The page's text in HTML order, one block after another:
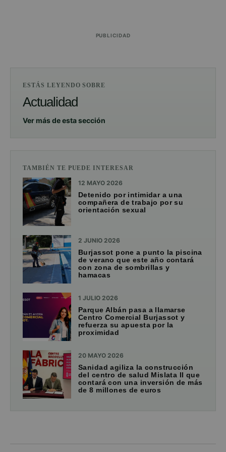
PUBLICIDAD
ESTÁS LEYENDO SOBRE
Actualidad
Ver más de esta sección
TAMBIÉN TE PUEDE INTERESAR
12 MAYO 2026
Detenido por intimidar a una
compañera de trabajo por su
orientación sexual
2 JUNIO 2026
Burjassot pone a punto la piscina
de verano que este año contará
con zona de sombrillas y
hamacas
1 JULIO 2026
Parque Albán pasa a llamarse
Centro Comercial Burjassot y
refuerza su apuesta por la
proximidad
20 MAYO 2026
Sanidad agiliza la construcción
del centro de salud Mislata II que
contará con una inversión de más
de 8 millones de euros